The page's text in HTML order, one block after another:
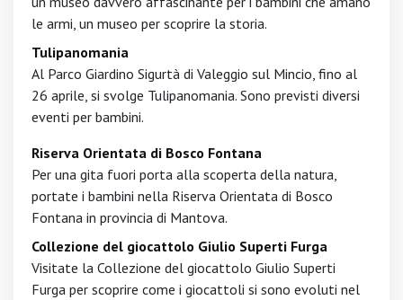
le armi, un museo per scoprire la storia.
Tulipanomania
Al Parco Giardino Sigurtà di Valeggio sul Mincio, fino al
26 aprile, si svolge Tulipanomania. Sono previsti diversi
eventi per bambini.
Riserva Orientata di Bosco Fontana
Per una gita fuori porta alla scoperta della natura,
portate i bambini nella Riserva Orientata di Bosco
Fontana in provincia di Mantova.
Collezione del giocattolo Giulio Superti Furga
Visitate la Collezione del giocattolo Giulio Superti
Furga per scoprire come i giocattoli si sono evoluti nel